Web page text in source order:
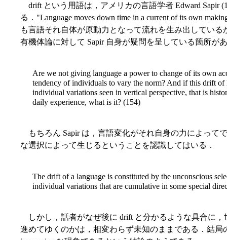
drift という用語は，アメリカの言語学者 Edward Sapir
る．"Language moves down time in a current of its own
も言語それ自体が原動力となって流れを生み出してい
有機体論に対して Sapir 自身が疑問を呈している箇所が
Are we not giving language a power to change of its own
tendency of individuals to vary the norm? And if this drift of
individual variations seen in vertical perspective, that is
daily experience, what is it? (154)
もちろん Sapir は，言語変化がそれ自身の力によって
な選択によって生じるということを認識してはいる．
The drift of a language is constituted by the unconscious
individual variations that are cumulative in some special
しかし，話者がなぜ後に drift と分かるような具合に
進めてゆくのかは，相変わらず未知のままである．結局